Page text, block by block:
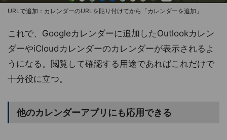
URLで追加：カレンダーのURLを貼り付けてから「カレンダーを追加」
これで、Googleカレンダーに追加したOutlookカレン
ダーやiCloudカレンダーのカレンダーが表示されるよ
うになる。閲覧して確認する用途であればこれだけで
十分役に立つ。
他のカレンダーアプリにも応用できる